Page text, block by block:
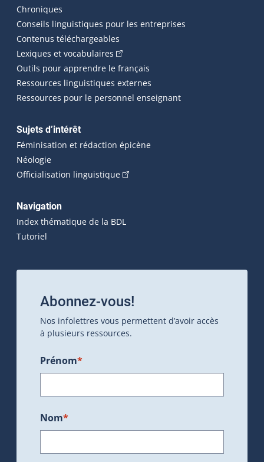
Chroniques
Conseils linguistiques pour les entreprises
Contenus téléchargeables
Lexiques et vocabulaires (Cet hyperlien externe s'ouvrira
Outils pour apprendre le français
Ressources linguistiques externes
Ressources pour le personnel enseignant
Sujets d’intérêt
Féminisation et rédaction épicène
Néologie
Officialisation linguistique(Cet hyperlien externe s'ouvrira
Navigation
Index thématique de la BDL
Tutoriel
Abonnez-vous!
Nos infolettres vous permettent d’avoir accès
à plusieurs ressources.
Prénom*
Nom*